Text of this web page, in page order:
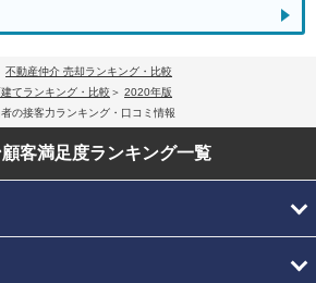
不動産仲介 売却ランキング・比較
てランキング・比較
2020年版
の接客力ランキング・口コミ情報
客満足度ランキング一覧